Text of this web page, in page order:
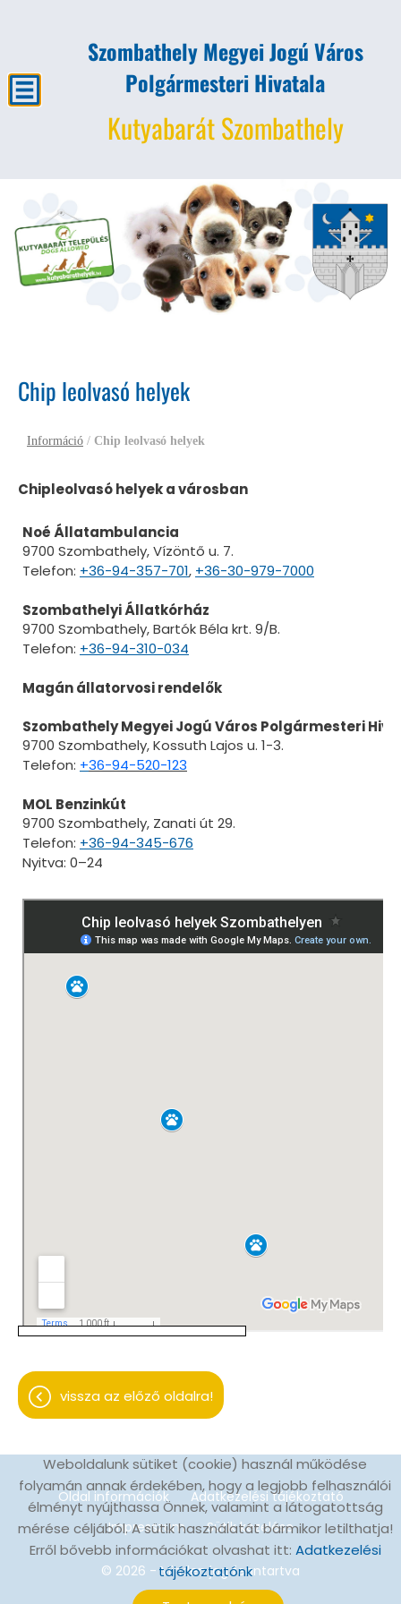
Szombathely Megyei Jogú Város
Polgármesteri Hivatala
Kutyabarát Szombathely
Chip leolvasó helyek
Információ / Chip leolvasó helyek
Chipleolvasó helyek a városban
Noé Állatambulancia
9700 Szombathely, Vízöntő u. 7.
Telefon: +36-94-357-701, +36-30-979-7000
Szombathelyi Állatkórház
9700 Szombathely, Bartók Béla krt. 9/B.
Telefon: +36-94-310-034
Magán állatorvosi rendelők
Szombathely Megyei Jogú Város Polgármesteri
9700 Szombathely, Kossuth Lajos u. 1-3.
Telefon: +36-94-520-123
MOL Benzinkút
9700 Szombathely, Zanati út 29.
Telefon: +36-94-345-676
Nyitva: 0–24
vissza az előző oldalra!
© 2026 - Minden jog fenntartva
Oldal információk
Adatkezelési tájékoztató
Impresszum
Sütik kezelése
Weboldalunk sütiket (cookie) használ működése
folyamán annak érdekében, hogy a legjobb felhasználói
élményt nyújthassa Önnek, valamint a látogatottság
mérése céljából. A sütik használatát bármikor letilthatja!
Erről bővebb információkat olvashat itt: Adatkezelési
tájékoztatónk